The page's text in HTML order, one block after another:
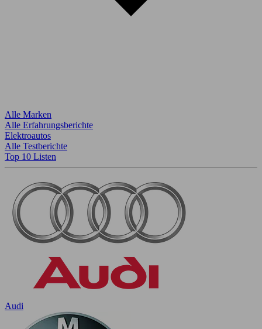
Alle Marken
Alle Erfahrungsberichte
Elektroautos
Alle Testberichte
Top 10 Listen
Audi